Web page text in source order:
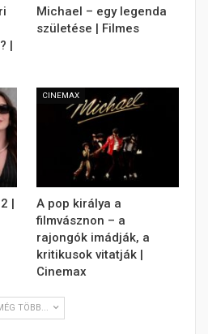
|
Michael – egy legenda
születése | Filmes
|
CINEMAX
A pop királya a
filmvásznon – a
rajongók imádják, a
kritikusok vitatják |
Cinemax
TÖBB...